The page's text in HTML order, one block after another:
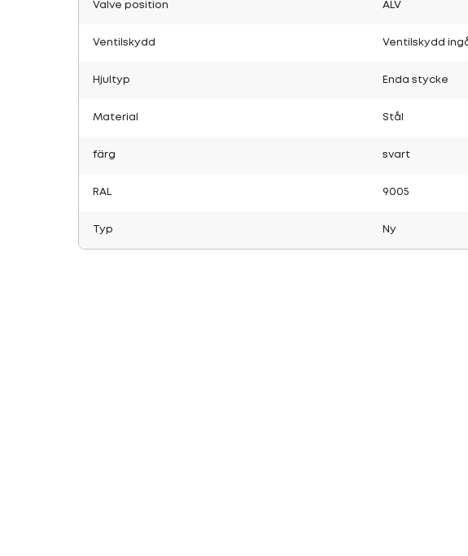
Valve position ALV
Ventilskydd Ventilskydd
Hjultyp Enda stycke
Material Stål
färg svart
RAL 9005
Typ Ny